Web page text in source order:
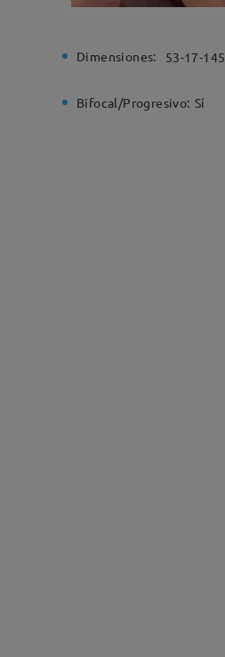
Dimensiones: 53-17-145
Bifocal/Progresivo: Sí